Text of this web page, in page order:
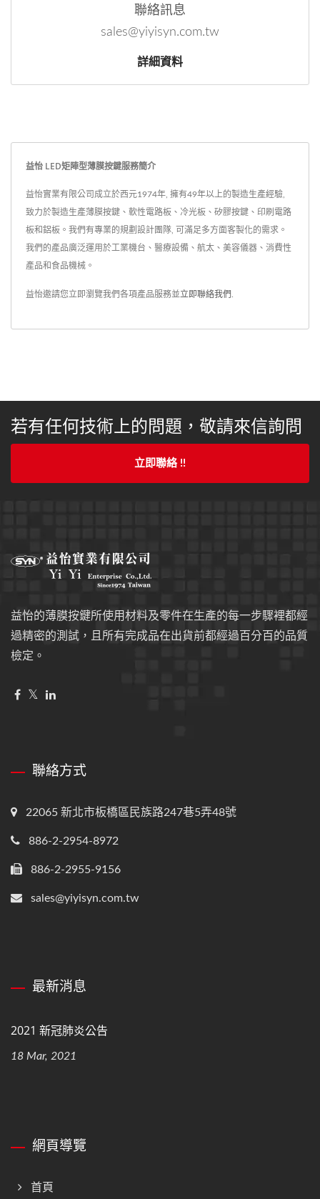
聯絡訊息
sales@yiyisyn.com.tw
詳細資料
益怡 LED矩陣型薄膜按鍵服務簡介
益怡實業有限公司成立於西元1974年, 擁有49年以上的製造生產經驗,
致力於製造生產薄膜按鍵、軟性電路板、冷光板、矽膠按鍵、印刷電路
板和鋁板。我們有專業的規劃設計團隊, 可滿足多方面客製化的需求。
我們的產品廣泛運用於工業機台、醫療設備、航太、美容儀器、消費性
產品和食品機械。
益怡邀請您立即瀏覽我們各項產品服務並立即聯絡我們
若有任何技術上的問題，敬請來信詢問
立即聯絡 !!
益怡的薄膜按鍵所使用材料及零件在生產的每一步驟裡都經
過精密的測試，且所有完成品在出貨前都經過百分百的品質
檢定。
聯絡方式
22065 新北市板橋區民族路247巷5弄48號
886-2-2954-8972
886-2-2955-9156
sales@yiyisyn.com.tw
最新消息
2021 新冠肺炎公告
18 Mar, 2021
網頁導覽
首頁